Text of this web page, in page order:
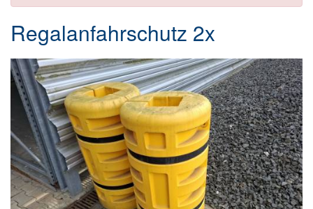
Regalanfahrschutz 2x